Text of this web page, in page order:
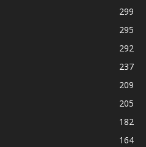
299
295
292
237
209
205
182
164